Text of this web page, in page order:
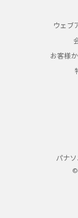
ウェブ
お客様
パナ
©